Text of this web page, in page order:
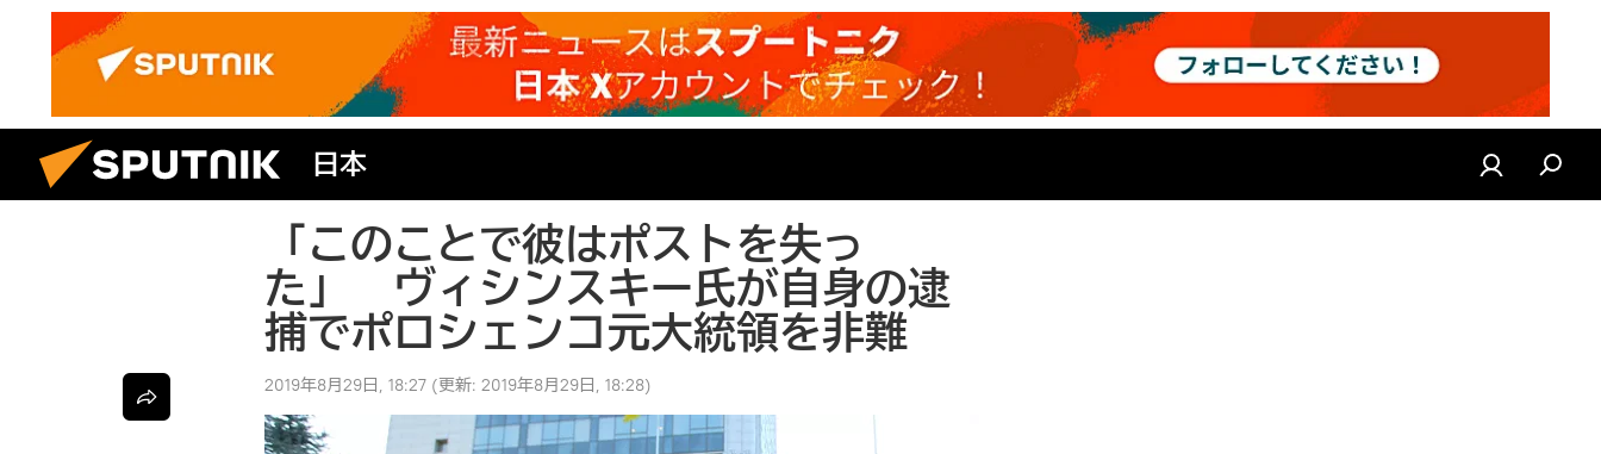
日本
「このことで彼はポストを失っ
た」 ヴィシンスキー氏が自身の逮
捕でポロシェンコ元大統領を非難
2019年8月29日, 18:27 (更新: 2019年8月29日, 18:28)